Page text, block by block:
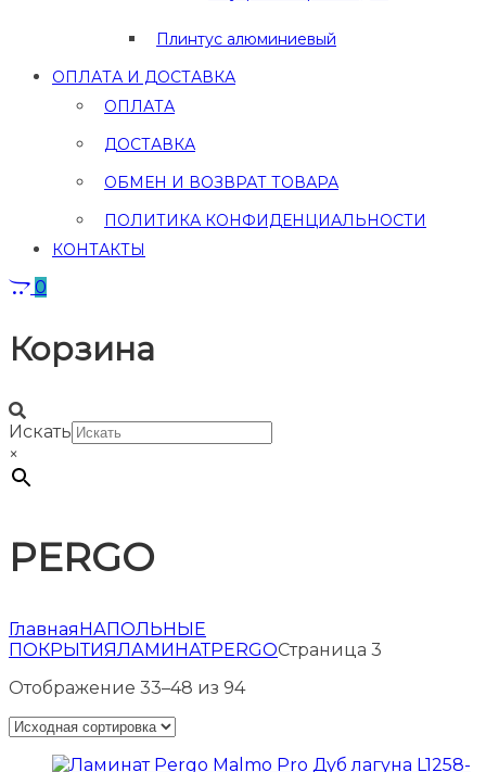
Плинтус алюминиевый
ОПЛАТА И ДОСТАВКА
ОПЛАТА
ДОСТАВКА
ОБМЕН И ВОЗВРАТ ТОВАРА
ПОЛИТИКА КОНФИДЕНЦИАЛЬНОСТИ
КОНТАКТЫ
0
Корзина
Искать
×
PERGO
ГлавнаяНАПОЛЬНЫЕ
ПОКРЫТИЯЛАМИНАТPERGOСтраница 3
Отображение 33–48 из 94